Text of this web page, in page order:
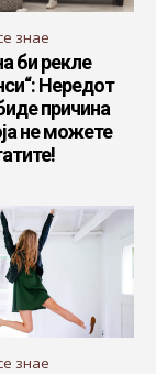
знае
би рекле
Нередот
причина
не можете
знае